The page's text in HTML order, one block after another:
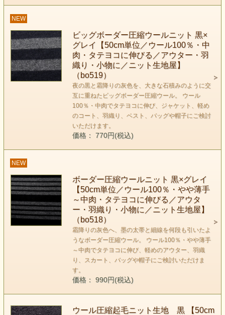
NEW
ビッグボーダー圧縮ウールニット 黒×
グレイ【50cm単位／ウール100％・中
肉・タテヨコに伸びる／アウター・羽
織り・小物に／ニット生地屋】
（bo519）
夜の黒と霜降りの灰色を、大きな石積みのように交
互に重ねたビッグボーダー圧縮ウール。 ウール
100％・中肉でタテヨコに伸び、ジャケット、軽め
のコート、羽織り、ベスト、バッグや帽子にご検討
いただけます。
価格： 770円(税込)
NEW
ボーダー圧縮ウールニット 黒×グレイ
【50cm単位／ウール100％・やや薄手
～中肉・タテヨコに伸びる／アウタ
ー・羽織り・小物に／ニット生地屋】
（bo518）
霜降りの灰色へ、墨の太帯と細線を何段も引いたよ
うなボーダー圧縮ウール。 ウール100％・やや薄手
～中肉でタテヨコに伸び、軽めのアウター、羽織
り、スカート、バッグや帽子にご検討いただけま
す。
価格： 990円(税込)
ウール圧縮起毛ニット生地 黒 【50cm